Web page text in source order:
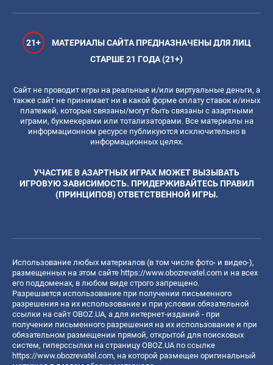
21+
МАТЕРИАЛЫ САЙТА ПРЕДНАЗНАЧЕНЫ ДЛЯ ЛИЦ
СТАРШЕ 21 ГОДА (21+)
Сайт не проводит игры на реальные и/или виртуальные деньги, а
также сайт не принимает ни в какой форме оплату ставок и/иных
платежей, которые связаны/могут быть связаны с азартными
играми, букмекерами или тотализаторами. Все материалы на
информационном ресурсе публикуются исключительно в
информационных целях.
УЧАСТИЕ В АЗАРТНЫХ ИГРАХ МОЖЕТ ВЫЗЫВАТЬ
ИГРОВУЮ ЗАВИСИМОСТЬ. ПРИДЕРЖИВАЙТЕСЬ ПРАВИЛ
(ПРИНЦИПОВ) ОТВЕТСТВЕННОЙ ИГРЫ.
Использование любых материалов (в том числе фото- и видео-),
размещенных на этом сайте https://www.obozrevatel.com и на всех
его поддоменах, в любом виде строго запрещено.
Разрешается использование при получении письменного
разрешения на их использование и при условии обязательной
ссылки на сайт OBOZ.UA, а для интернет-изданий - при
получении письменного разрешения на их использование и при
обязательном размещении прямой, открытой для поисковых
систем, гиперссылки на страницу OBOZ.UA по ссылке
https://www.obozrevatel.com, на которой размещен оригинальный